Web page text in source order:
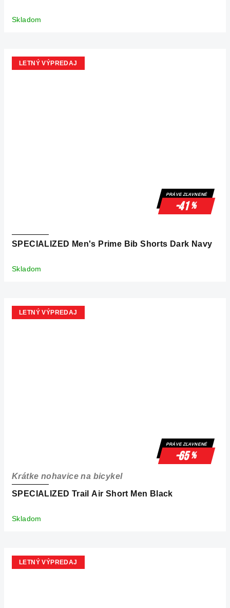
Skladom
LETNÝ VÝPREDAJ
PRÁVE ZĽAVNENÉ
-41%
SPECIALIZED Men's Prime Bib Shorts Dark Navy
Skladom
LETNÝ VÝPREDAJ
PRÁVE ZĽAVNENÉ
-65%
SPECIALIZED Trail Air Short Men Black
Krátke nohavice na bicykel
Skladom
LETNÝ VÝPREDAJ